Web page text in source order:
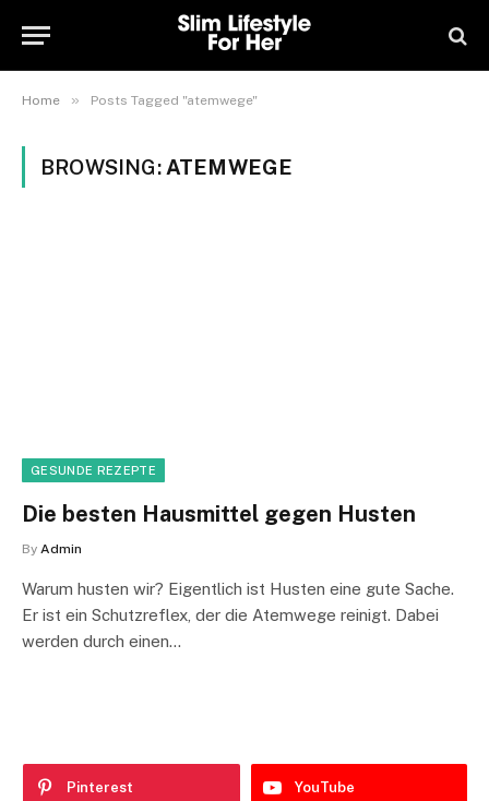
Home » Posts Tagged "atemwege"
BROWSING: ATEMWEGE
GESUNDE REZEPTE
Die besten Hausmittel gegen Husten
By Admin
Warum husten wir? Eigentlich ist Husten eine gute Sache.
Er ist ein Schutzreflex, der die Atemwege reinigt. Dabei
werden durch einen…
Pinterest YouTube